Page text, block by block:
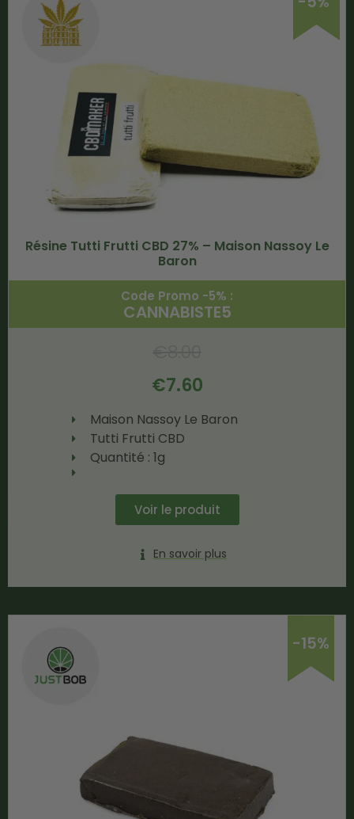
Résine Tutti Frutti CBD 27% – Maison Nassoy Le
Baron
Code Promo -5% :
CANNABISTE5
€7.60
Maison Nassoy Le Baron
Tutti Frutti CBD
Quantité : 1g
Voir le produit
En savoir plus
-15%